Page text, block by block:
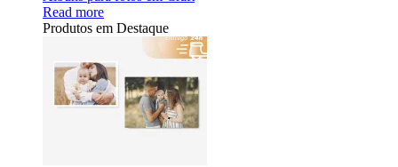
Read more
Produtos em Destaque